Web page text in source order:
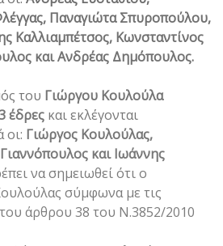
Παναγιώτα Σπυροπούλου,
Καλλιαμπέτσος, Κωνσταντίνος
και Ανδρέας Δημόπουλος.
του Γιώργου Κουλούλα
έδρες και εκλέγονται
οι: Γιώργος Κουλούλας,
και Ιωάννης
να σημειωθεί ότι ο
σύμφωνα με τις
του άρθρου 38 του Ν.3852/2010